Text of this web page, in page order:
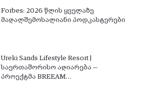
Forbes: 2026 წლის ყველაზე
მაღალშემოსალიანი პოდკასტერები
Ureki Sands Lifestyle Resort |
საერთაშორისო აღიარება —
პროექტმა BREEAM…